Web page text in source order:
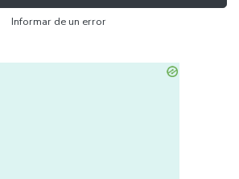
Informar de un error